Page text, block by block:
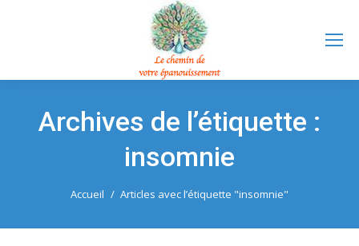
Archives de l’étiquette :
insomnie
Vous êtes ici :
Accueil Articles avec l’étiquette "insomnie"